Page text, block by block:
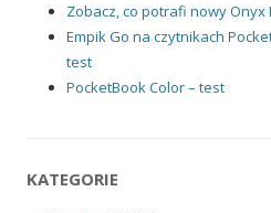
Zobacz, co potrafi nowy Onyx
Empik Go na czytnikach
test
PocketBook Color – test
KATEGORIE